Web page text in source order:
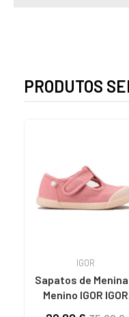
PRODUTOS
IGOR
Sapatos de
Menino IGOR IGOR